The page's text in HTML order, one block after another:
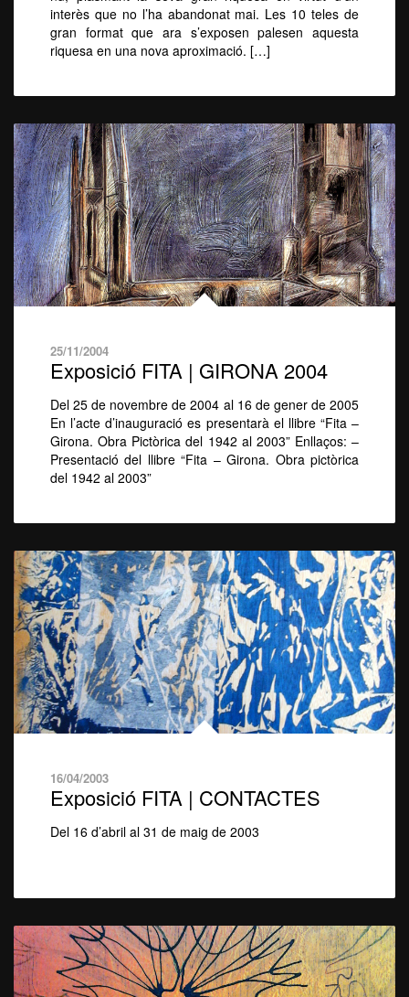
interès que no l’ha abandonat mai. Les 10 teles de
gran format que ara s’exposen palesen aquesta
riquesa en una nova aproximació. […]
25/11/2004
Exposició FITA | GIRONA 2004
Del 25 de novembre de 2004 al 16 de gener de 2005
En l’acte d’inauguració es presentarà el llibre “Fita –
Girona. Obra Pictòrica del 1942 al 2003” Enllaços: –
Presentació del llibre “Fita – Girona. Obra pictòrica
del 1942 al 2003”
16/04/2003
Exposició FITA | CONTACTES
Del 16 d’abril al 31 de maig de 2003